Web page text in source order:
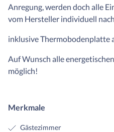
Anregung, werden doch alle
vom Hersteller individuell
inklusive Thermobodenplatte
Auf Wunsch alle
möglich!
Merkmale
Gästezimmer